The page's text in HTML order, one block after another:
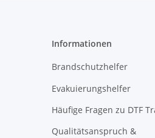
Informationen
Brandschutzhelfer
Evakuierungshelfer
Häufige Fragen zu DTF
Qualitätsanspruch &